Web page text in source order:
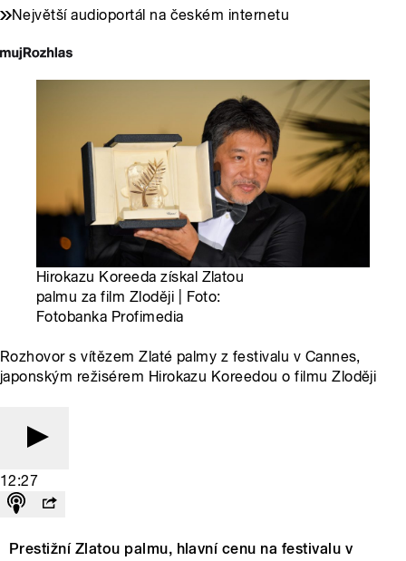
Největší audioportál na českém internetu
Hirokazu Koreeda získal Zlatou
palmu za film Zloději | Foto:
Fotobanka Profimedia
Rozhovor s vítězem Zlaté palmy z festivalu v Cannes,
japonským režisérem Hirokazu Koreedou o filmu Zloději
12:27
Prestižní Zlatou palmu, hlavní cenu na festivalu v